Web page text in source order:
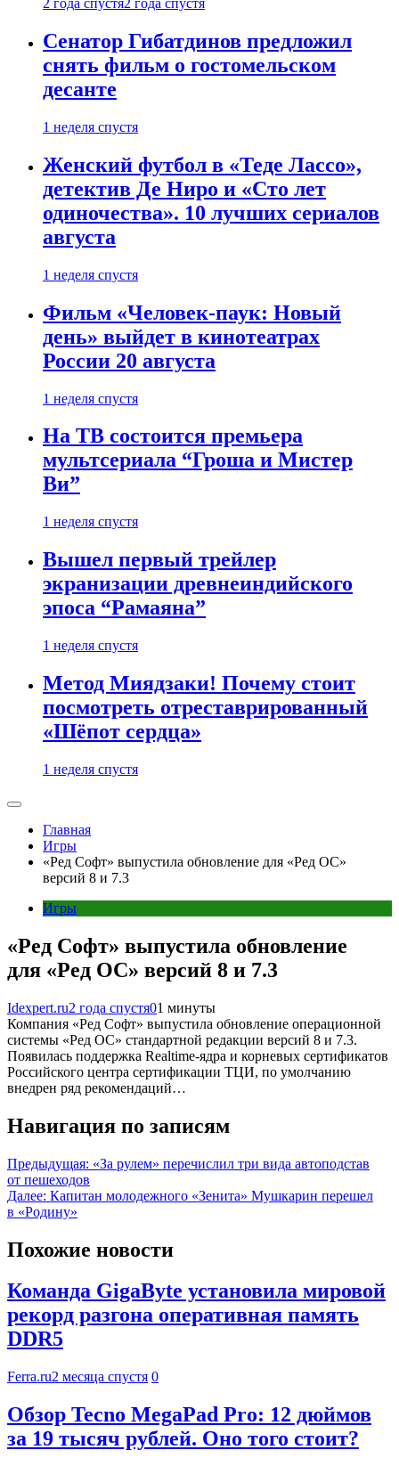
2 года спустя2 года спустя
Сенатор Гибатдинов предложил
снять фильм о гостомельском
десанте
1 неделя спустя
Женский футбол в «Теде Лассо»,
детектив Де Ниро и «Сто лет
одиночества». 10 лучших сериалов
августа
1 неделя спустя
Фильм «Человек-паук: Новый
день» выйдет в кинотеатрах
России 20 августа
1 неделя спустя
На ТВ состоится премьера
мультсериала “Гроша и Мистер
Ви”
1 неделя спустя
Вышел первый трейлер
экранизации древнеиндийского
эпоса “Рамаяна”
1 неделя спустя
Метод Миядзаки! Почему стоит
посмотреть отреставрированный
«Шёпот сердца»
1 неделя спустя
Главная
Игры
«Ред Софт» выпустила обновление для «Ред ОС»
версий 8 и 7.3
Игры
«Ред Софт» выпустила обновление
для «Ред ОС» версий 8 и 7.3
Idexpert.ru2 года спустя01 минуты
Компания «Ред Софт» выпустила обновление операционной
системы «Ред ОС» стандартной редакции версий 8 и 7.3.
Появилась поддержка Realtime-ядра и корневых сертификатов
Российского центра сертификации ТЦИ, по умолчанию
внедрен ряд рекомендаций…
Навигация по записям
Предыдущая: «За рулем» перечислил три вида автоподстав
от пешеходов
Далее: Капитан молодежного «Зенита» Мушкарин перешел
в «Родину»
Похожие новости
Команда GigaByte установила мировой
рекорд разгона оперативная память
DDR5
Ferra.ru2 месяца спустя 0
Обзор Tecno MegaPad Pro: 12 дюймов
за 19 тысяч рублей. Оно того стоит?